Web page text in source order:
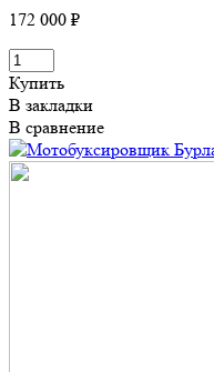
172 000 ₽
Купить
В закладки
В сравнение